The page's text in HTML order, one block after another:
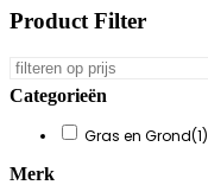
Product Filter
Categorieën
Gras en Grond(1)
Merk